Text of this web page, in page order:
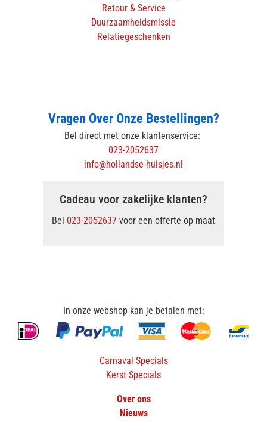
Retour & Service
Duurzaamheidsmissie
Relatiegeschenken
Vragen Over Onze Bestellingen?
Bel direct met onze klantenservice:
023-2052637
info@hollandse-huisjes.nl
Cadeau voor zakelijke klanten?
Bel 023-2052637 voor een offerte op maat
In onze webshop kan je betalen met:
Carnaval Specials
Kerst Specials
Over ons
Nieuws